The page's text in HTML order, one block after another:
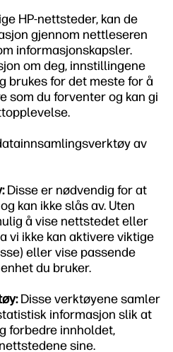
HP-nettsteder, kan de
gjennom nettleseren
informasjonskapsler.
om deg, innstillingene
brukes for det meste for å
som du forventer og kan gi
av
Disse er nødvendig for at
kan ikke slås av. Uten
å vise nettstedet eller
vi ikke kan aktivere viktige
eller vise passende
du bruker.
Disse verktøyene samler
informasjon slik at
forbedre innholdet,
sine.